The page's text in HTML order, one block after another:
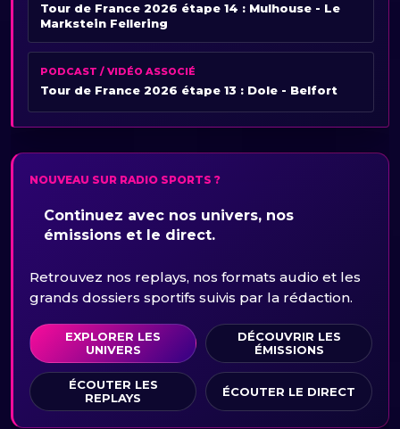
Tour de France 2026 étape 14 : Mulhouse - Le
Markstein Fellering
PODCAST / VIDÉO ASSOCIÉ
Tour de France 2026 étape 13 : Dole - Belfort
NOUVEAU SUR RADIO SPORTS ?
Continuez avec nos univers, nos
émissions et le direct.
Retrouvez nos replays, nos formats audio et les
grands dossiers sportifs suivis par la rédaction.
EXPLORER LES
UNIVERS
DÉCOUVRIR LES
ÉMISSIONS
ÉCOUTER LES
REPLAYS
ÉCOUTER LE DIRECT